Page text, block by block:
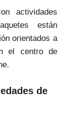
actividades
están
orientados a
el centro de
de